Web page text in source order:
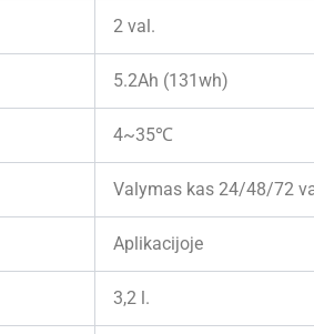
2 val.
5.2Ah (131wh)
4~35℃
Valymas kas 24/48/72
Aplikacijoje
3,2 l.